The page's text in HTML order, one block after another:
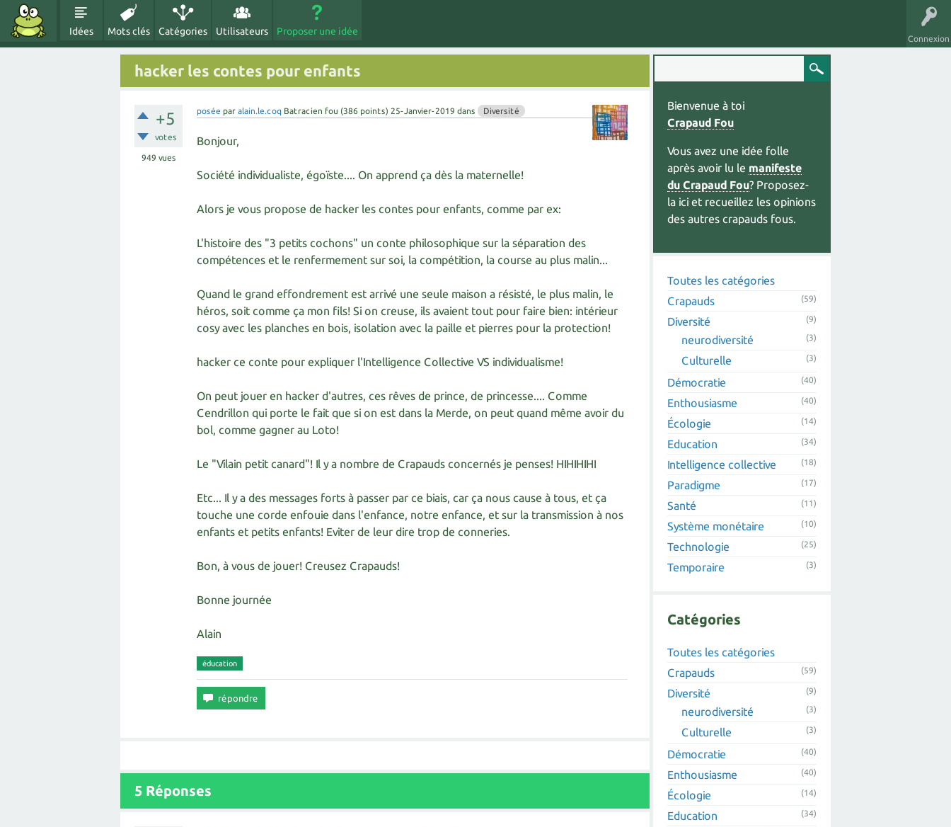
Connexion
Idées Mots clés Catégories Utilisateurs Proposer une idée
hacker les contes pour enfants
+5
votes
949 vues
posée par alain.le.coq Batracien fou (386 points) 25-Janvier-2019 dans Diversité
Bonjour,
Société individualiste, égoïste.... On apprend ça dès la maternelle!
Alors je vous propose de hacker les contes pour enfants, comme par ex:
L'histoire des "3 petits cochons" un conte philosophique sur la séparation des
compétences et le renfermement sur soi, la compétition, la course au plus malin...
Quand le grand effondrement est arrivé une seule maison a résisté, le plus malin, le
héros, soit comme ça mon fils! Si on creuse, ils avaient tout pour faire bien: intérieur
cosy avec les planches en bois, isolation avec la paille et pierres pour la protection!
hacker ce conte pour expliquer l'Intelligence Collective VS individualisme!
On peut jouer en hacker d'autres, ces rêves de prince, de princesse.... Comme
Cendrillon qui porte le fait que si on est dans la Merde, on peut quand même avoir du
bol, comme gagner au Loto!
Le "Vilain petit canard"! Il y a nombre de Crapauds concernés je penses! HIHIHIHI
Etc... Il y a des messages forts à passer par ce biais, car ça nous cause à tous, et ça
touche une corde enfouie dans l'enfance, notre enfance, et sur la transmission à nos
enfants et petits enfants! Eviter de leur dire trop de conneries.
Bon, à vous de jouer! Creusez Crapauds!
Bonne journée
Alain
éducation
5 Réponses
Bienvenue à toi
Crapaud Fou
Vous avez une idée folle
après avoir lu le manifeste
du Crapaud Fou? Proposez-
la ici et recueillez les opinions
des autres crapauds fous.
Toutes les catégories
Crapauds
(59)
Diversité (9)
neurodiversité (3)
Culturelle (3)
Démocratie (40)
Enthousiasme (40)
Écologie (14)
Education (34)
Intelligence collective (18)
Paradigme (17)
Santé (11)
Système monétaire (10)
Technologie (25)
Temporaire (3)
Catégories
Toutes les catégories
Crapauds
(59)
Diversité (9)
neurodiversité (3)
Culturelle (3)
Démocratie (40)
Enthousiasme (40)
Écologie (14)
Education (34)